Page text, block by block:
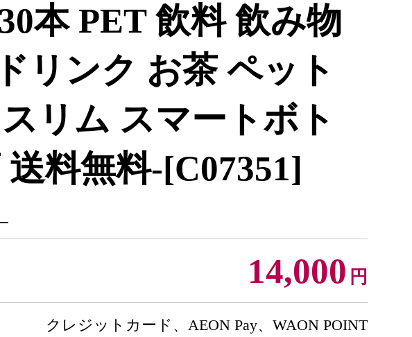
本 PET 飲料 飲み物
リンク お茶 ペット
リム スマートボト
料無料-[C07351]
14,000 円
クレジットカード、AEON Pay、WAON POINT